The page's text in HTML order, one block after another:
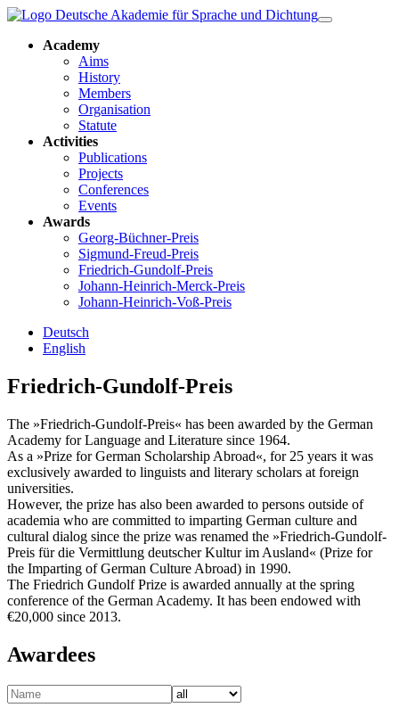
Academy
Aims
History
Members
Organisation
Statute
Activities
Publications
Projects
Conferences
Events
Awards
Georg-Büchner-Preis
Sigmund-Freud-Preis
Friedrich-Gundolf-Preis
Johann-Heinrich-Merck-Preis
Johann-Heinrich-Voß-Preis
Deutsch
English
Friedrich-Gundolf-Preis
The »Friedrich-Gundolf-Preis« has been awarded by the German
Academy for Language and Literature since 1964.
As a »Prize for German Scholarship Abroad«, for 25 years it was
exclusively awarded to linguists and literary scholars at foreign
universities.
However, the prize has also been awarded to persons outside of
academia who are committed to imparting German culture and
cultural dialog since the prize was renamed the »Friedrich-Gundolf-
Preis für die Vermittlung deutscher Kultur im Ausland« (Prize for
the Imparting of German Culture Abroad) in 1990.
The Friedrich Gundolf Prize is awarded annually at the spring
conference of the German Academy. It has been endowed with
€20,000 since 2013.
Awardees